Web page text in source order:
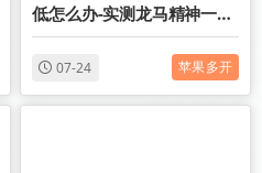
低怎么办-实测龙马精神一键
搞定登录难题
07-24 苹果多开